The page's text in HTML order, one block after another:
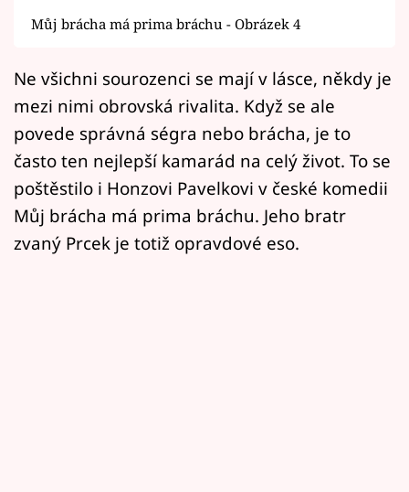
Sledujte prima+
Filmový festival Karlovy Vary
Pořady
Mámy sobě
Přihlášení
Můj brácha má prima bráchu - Obrázek 4
Ne všichni sourozenci se mají v lásce, někdy je
mezi nimi obrovská rivalita. Když se ale
povede správná ségra nebo brácha, je to
často ten nejlepší kamarád na celý život. To se
poštěstilo i Honzovi Pavelkovi v české komedii
Můj brácha má prima bráchu. Jeho bratr
zvaný Prcek je totiž opravdové eso.